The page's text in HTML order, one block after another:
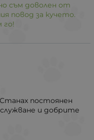
съм доволен от
повод за кучето.
го!
постоянен
и добрите